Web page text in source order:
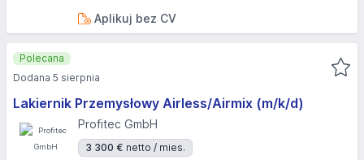
Aplikuj bez CV
Lakiernik Przemysłowy Airless/Airmix (m/k/d)
Profitec GmbH
3 300 € netto / mies.
Polecana
Dodana 5 sierpnia